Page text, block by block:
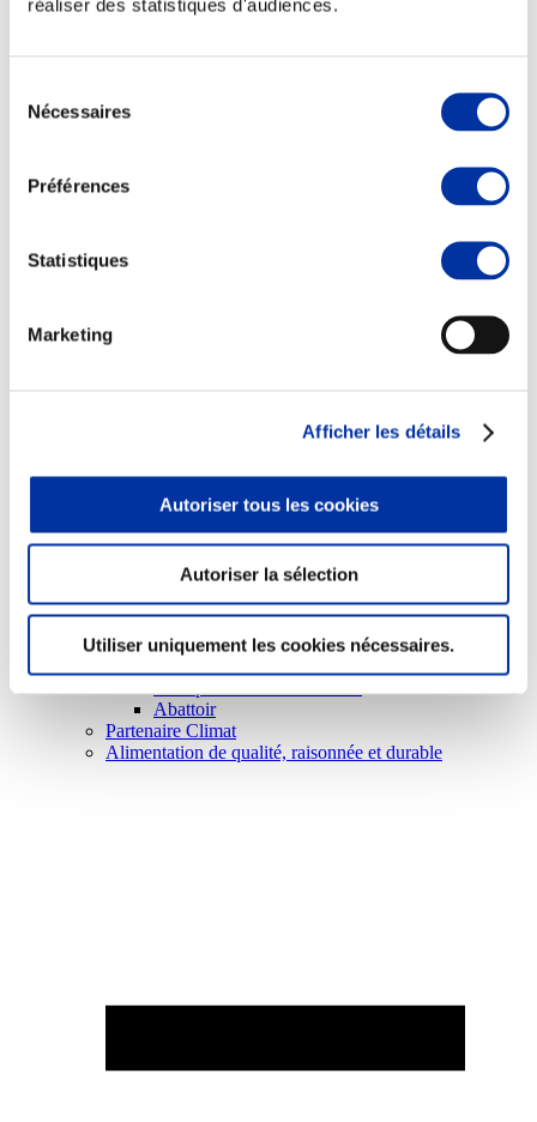
réaliser des statistiques d'audiences.
Nécessaires
Préférences
Statistiques
Marketing
Afficher les détails
Autoriser tous les cookies
Autoriser la sélection
Utiliser uniquement les cookies nécessaires.
Abattoir
Partenaire Climat
Alimentation de qualité, raisonnée et durable